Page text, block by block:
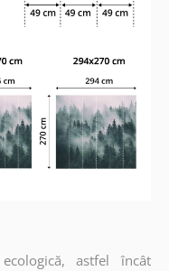
astfel încât